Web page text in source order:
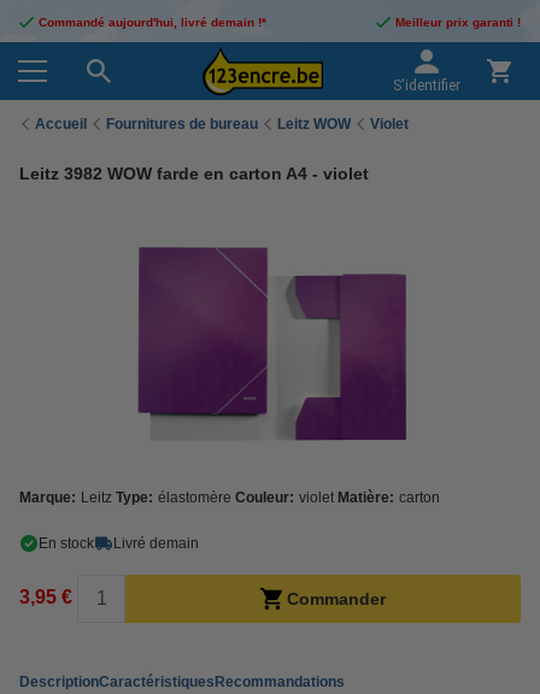
Commandé aujourd'hui, livré demain !* Meilleur prix garanti !
S'identifier
Accueil Fournitures de bureau Leitz WOW Violet
Leitz 3982 WOW farde en carton A4 - violet
Marque: Leitz Type: élastomère Couleur: violet Matière: carton
En stock Livré demain
3,95 € Commander
DescriptionCaractéristiquesRecommandations